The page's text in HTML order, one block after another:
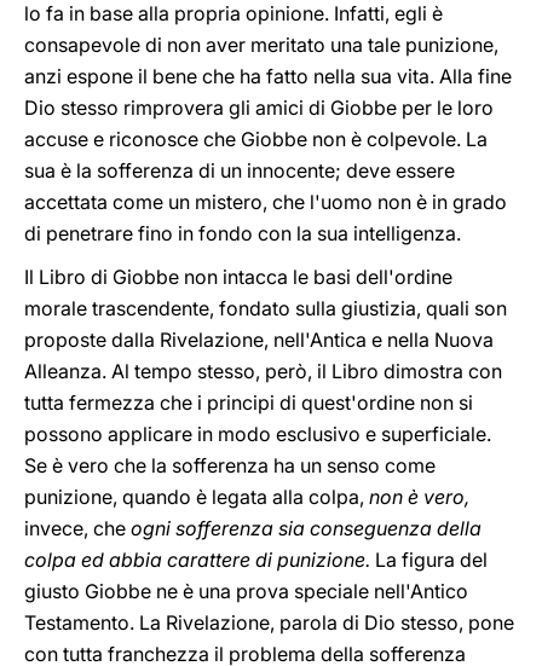
lo fa in base alla propria opinione. Infatti, egli è
consapevole di non aver meritato una tale punizione,
anzi espone il bene che ha fatto nella sua vita. Alla fine
Dio stesso rimprovera gli amici di Giobbe per le loro
accuse e riconosce che Giobbe non è colpevole. La
sua è la sofferenza di un innocente; deve essere
accettata come un mistero, che l'uomo non è in grado
di penetrare fino in fondo con la sua intelligenza.
Il Libro di Giobbe non intacca le basi dell'ordine
morale trascendente, fondato sulla giustizia, quali son
proposte dalla Rivelazione, nell'Antica e nella Nuova
Alleanza. Al tempo stesso, però, il Libro dimostra con
tutta fermezza che i principi di quest'ordine non si
possono applicare in modo esclusivo e superficiale.
Se è vero che la sofferenza ha un senso come
punizione, quando è legata alla colpa, non è vero,
invece, che ogni sofferenza sia conseguenza della
colpa ed abbia carattere di punizione. La figura del
giusto Giobbe ne è una prova speciale nell'Antico
Testamento. La Rivelazione, parola di Dio stesso, pone
con tutta franchezza il problema della sofferenza